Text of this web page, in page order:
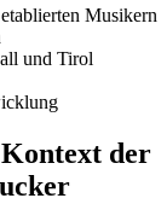
Musikern
und Tirol
der